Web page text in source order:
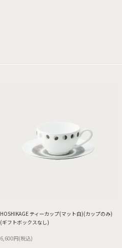
HOSHIKAGE ティーカップ(マット白)(カップのみ)
(ギフトボックスなし)
6,600円(税込)